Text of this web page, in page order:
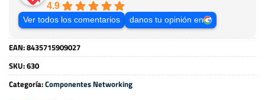
4.9
Ver todos los comentarios danos tu opinión en
EAN:8435715909027
SKU:630
Categoría:Componentes Networking